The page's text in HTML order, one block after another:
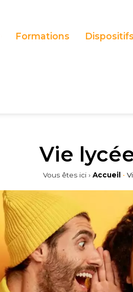
Formations Dispositifs
Vie
Vous êtes ici › Accueil •